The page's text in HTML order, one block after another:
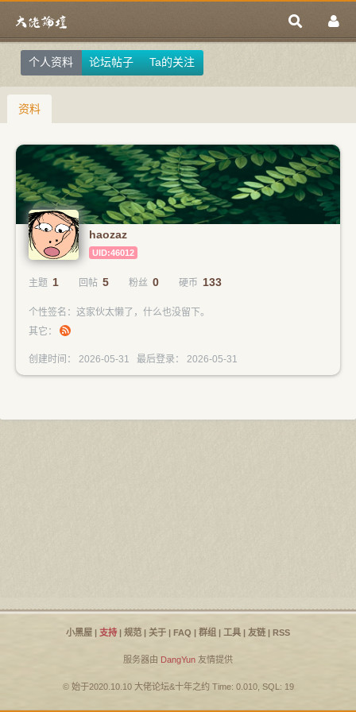
个人资料 论坛帖子 Ta的关注
资料
haozaz
UID:46012
主题 1 回帖 5 粉丝 0 硬币 133
个性签名：这家伙太懒了，什么也没留下。
其它：
创建时间： 2026-05-31 最后登录： 2026-05-31
小黑屋 | 支持 | 规范 | 关于 | FAQ | 群组 | 工具 | 友链 | RSS
服务器由 DangYun 友情提供
© 始于2020.10.10 大佬论坛&十年之约Time: 0.010, SQL: 19